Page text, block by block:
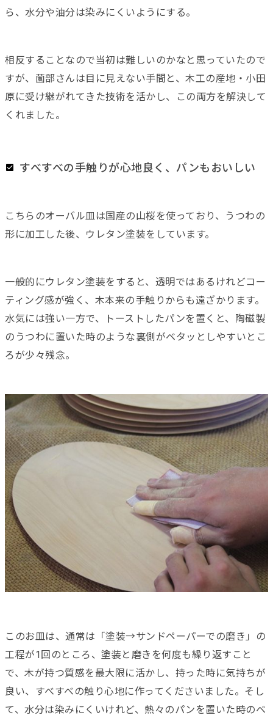
ら、水分や油分は染みにくいようにする。
相反することなので当初は難しいのかなと思っていたので
すが、薗部さんは目に見えない手間と、木工の産地・小田
原に受け継がれてきた技術を活かし、この両方を解決して
くれました。
すべすべの手触りが心地良く、パンもおいしい
こちらのオーバル皿は国産の山桜を使っており、うつわの
形に加工した後、ウレタン塗装をしています。
一般的にウレタン塗装をすると、透明ではあるけれどコー
ティング感が強く、木本来の手触りからも遠ざかります。
水気には強い一方で、トーストしたパンを置くと、陶磁製
のうつわに置いた時のような裏側がベタッとしやすいとこ
ろが少々残念。
このお皿は、通常は「塗装→サンドペーパーでの磨き」の
工程が1回のところ、塗装と磨きを何度も繰り返すこと
で、木が持つ質感を最大限に活かし、持った時に気持ちが
良い、すべすべの触り心地に作ってくださいました。そし
て、水分は染みにくいけれど、熱々のパンを置いた時のベ